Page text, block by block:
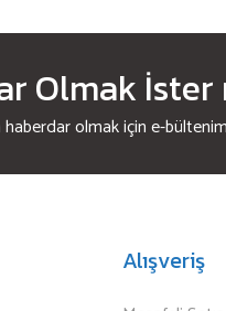
Olmak
olmak için e-
Alışveriş